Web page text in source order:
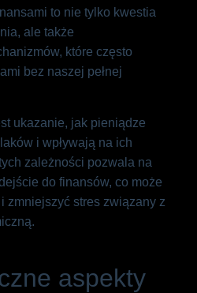
to nie tylko kwestia
ale także
które często
bez naszej pełnej
ukazanie, jak pieniądze
i wpływają na ich
zależności pozwala na
do finansów, co może
zmniejszyć stres związany z
aspekty